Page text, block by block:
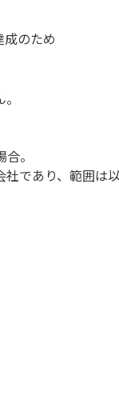
のため
。
であり、範囲は